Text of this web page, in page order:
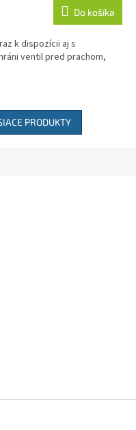
Do košíka
k dispozícii aj s
ventil pred prachom,
PRODUKTY